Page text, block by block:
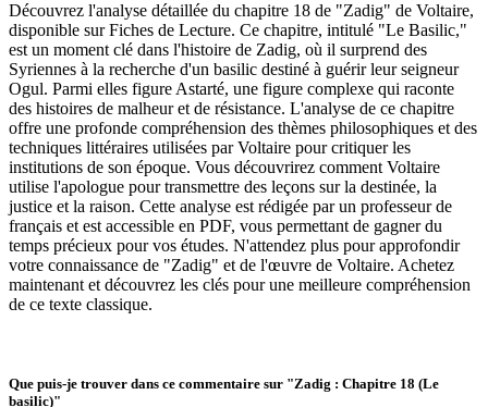
Découvrez l'analyse détaillée du chapitre 18 de "Zadig" de Voltaire,
disponible sur Fiches de Lecture. Ce chapitre, intitulé "Le Basilic,"
est un moment clé dans l'histoire de Zadig, où il surprend des
Syriennes à la recherche d'un basilic destiné à guérir leur seigneur
Ogul. Parmi elles figure Astarté, une figure complexe qui raconte
des histoires de malheur et de résistance. L'analyse de ce chapitre
offre une profonde compréhension des thèmes philosophiques et des
techniques littéraires utilisées par Voltaire pour critiquer les
institutions de son époque. Vous découvrirez comment Voltaire
utilise l'apologue pour transmettre des leçons sur la destinée, la
justice et la raison. Cette analyse est rédigée par un professeur de
français et est accessible en PDF, vous permettant de gagner du
temps précieux pour vos études. N'attendez plus pour approfondir
votre connaissance de "Zadig" et de l'œuvre de Voltaire. Achetez
maintenant et découvrez les clés pour une meilleure compréhension
de ce texte classique.
Que puis-je trouver dans ce commentaire sur "Zadig : Chapitre 18 (Le
basilic)"